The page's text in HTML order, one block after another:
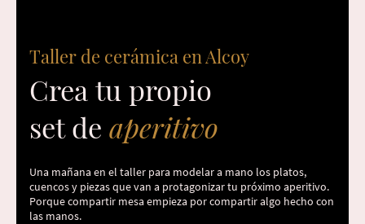
Taller de cerámica en Alcoy
Crea tu propio
set de aperitivo
Una mañana en el taller para modelar a mano los platos,
cuencos y piezas que van a protagonizar tu próximo aperitivo.
Porque compartir mesa empieza por compartir algo hecho con
las manos.